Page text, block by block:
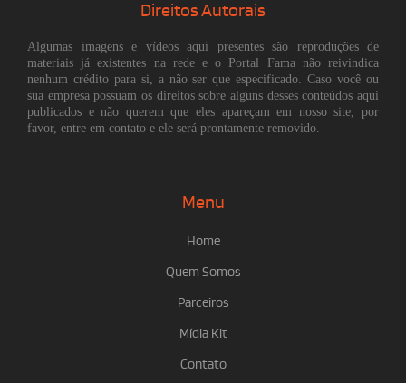
Direitos Autorais
Algumas imagens e vídeos aqui presentes são reproduções de
materiais já existentes na rede e o Portal Fama não reivindica
nenhum crédito para si, a não ser que especificado. Caso você ou
sua empresa possuam os direitos sobre alguns desses conteúdos aqui
publicados e não querem que eles apareçam em nosso site, por
favor, entre em contato e ele será prontamente removido.
Menu
Home
Quem Somos
Parceiros
Mídia Kit
Contato